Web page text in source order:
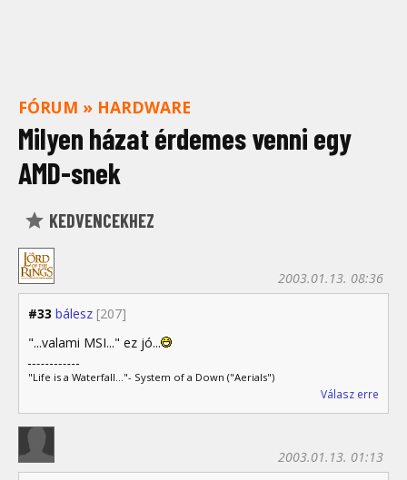
FÓRUM » HARDWARE
Milyen házat érdemes venni egy
AMD-snek
KEDVENCEKHEZ
#33 bálesz [207]
2003.01.13. 08:36
"...valami MSI..." ez jó...
"Life is a Waterfall..."- System of a Down ("Aerials")
Válasz erre
2003.01.13. 01:13